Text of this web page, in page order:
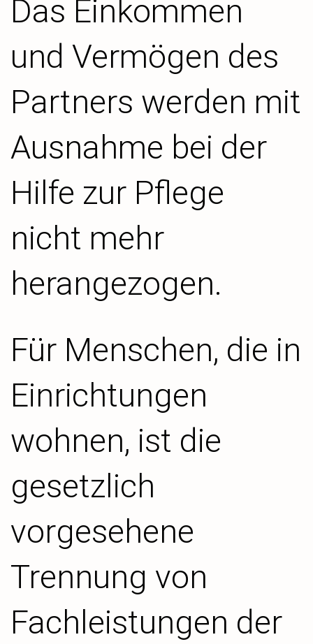
Das Einkommen
und Vermögen des
Partners werden mit
Ausnahme bei der
Hilfe zur Pflege
nicht mehr
herangezogen.
Für Menschen, die in
Einrichtungen
wohnen, ist die
gesetzlich
vorgesehene
Trennung von
Fachleistungen der